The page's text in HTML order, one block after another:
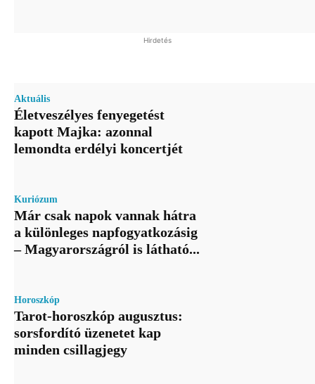
Hirdetés
Aktuális
Életveszélyes fenyegetést
kapott Majka: azonnal
lemondta erdélyi koncertjét
Kuriózum
Már csak napok vannak hátra
a különleges napfogyatkozásig
– Magyarországról is látható...
Horoszkóp
Tarot-horoszkóp augusztus:
sorsfordító üzenetet kap
minden csillagjegy